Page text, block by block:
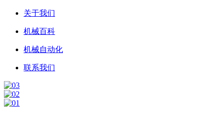
关于我们
机械百科
机械自动化
联系我们